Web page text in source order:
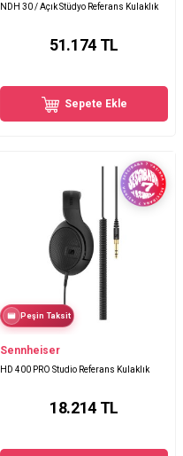
NDH 30 / Açık Stüdyo Referans Kulaklık
51.174TL
Sepete Ekle
Peşin Taksit
Sennheiser
HD 400 PRO Studio Referans Kulaklık
18.214TL